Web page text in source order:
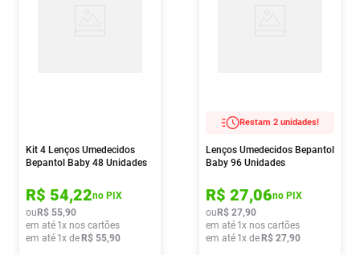
Kit 4 Lenços Umedecidos
Bepantol Baby 48 Unidades
R$ 54,22no PIX
ou R$ 55,90
em até 1x nos cartões
em até 1x de R$ 55,90
Restam 2 unidades!
Lenços Umedecidos Bepantol
Baby 96 Unidades
R$ 27,06no PIX
ou R$ 27,90
em até 1x nos cartões
em até 1x de R$ 27,90